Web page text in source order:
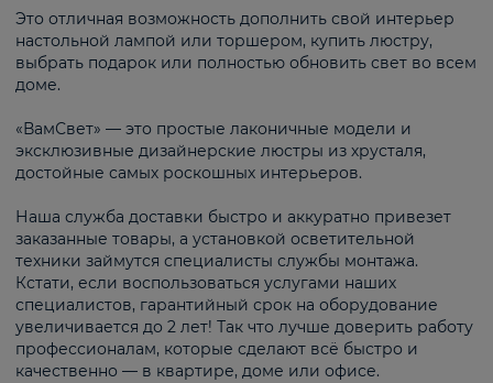
Это отличная возможность дополнить свой интерьер
настольной лампой или торшером, купить люстру,
выбрать подарок или полностью обновить свет во всем
доме.
«ВамСвет» — это простые лаконичные модели и
эксклюзивные дизайнерские люстры из хрусталя,
достойные самых роскошных интерьеров.
Наша служба доставки быстро и аккуратно привезет
заказанные товары, а установкой осветительной
техники займутся специалисты службы монтажа.
Кстати, если воспользоваться услугами наших
специалистов, гарантийный срок на оборудование
увеличивается до 2 лет! Так что лучше доверить работу
профессионалам, которые сделают всё быстро и
качественно — в квартире, доме или офисе.